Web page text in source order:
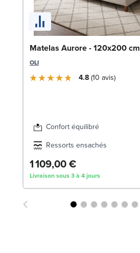
Matelas Aurore - 120x200 cm
OLI
4.8 10 avis
Confort équilibré
Ressorts ensachés
1 109,00 €
Livraison sous 3 à 4 jours